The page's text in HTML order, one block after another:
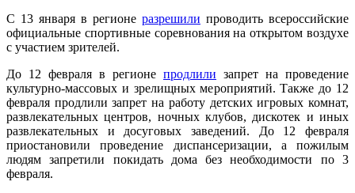
С 13 января в регионе разрешили проводить всероссийские
официальные спортивные соревнования на открытом воздухе
с участием зрителей.
До 12 февраля в регионе продлили запрет на проведение
культурно-массовых и зрелищных мероприятий. Также до 12
февраля продлили запрет на работу детских игровых комнат,
развлекательных центров, ночных клубов, дискотек и иных
развлекательных и досуговых заведений. До 12 февраля
приостановили проведение диспансеризации, а пожилым
людям запретили покидать дома без необходимости по 3
февраля.